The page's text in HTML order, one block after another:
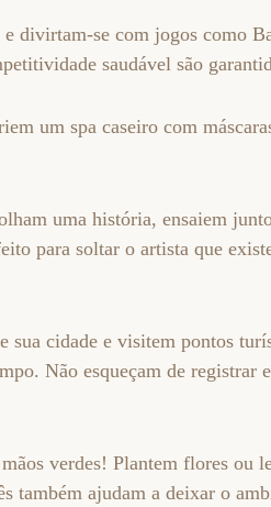
e divirtam-se com jogos como
saudável são
um spa caseiro com
uma história, ensaiem
para soltar o artista que
cidade e visitem pontos
Não esqueçam de registrar
verdes! Plantem flores ou
também ajudam a deixar o